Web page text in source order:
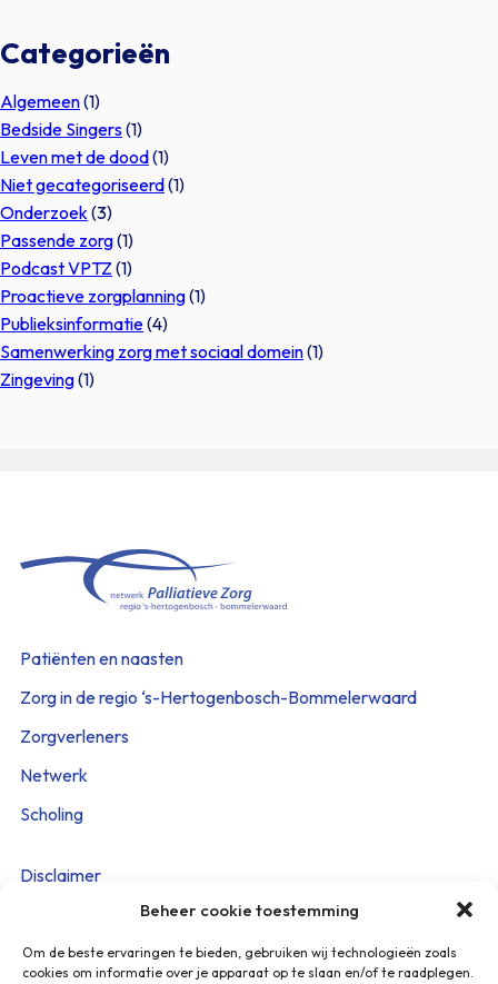
Beheer cookie toestemming
Om de beste ervaringen te bieden, gebruiken wij technologieën zoals
cookies om informatie over je apparaat op te slaan en/of te raadplegen.
Categorieën
Algemeen(1)
Bedside Singers(1)
Leven met de dood(1)
Niet gecategoriseerd(1)
Onderzoek (3)
Passende zorg(1)
Podcast VPTZ (1)
Proactieve zorgplanning(1)
Publieksinformatie(4)
Samenwerking zorg met sociaal domein(1)
Zingeving(1)
Patiënten en naasten
Zorg in de regio ‘s-Hertogenbosch-Bommelerwaard
Zorgverleners
Netwerk
Scholing
Disclaimer
Cookieverklaring
Privacy Policy